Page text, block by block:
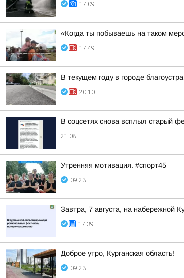
17:09
«Когда ты побываешь на таком
17:49
В текущем году в городе
20:10
В соцсетях снова всплыл старый
21:08
Утренняя мотивация. #спорт45
09:23
Завтра, 7 августа, на набережной
17:39
Доброе утро, Курганская область!
09:23